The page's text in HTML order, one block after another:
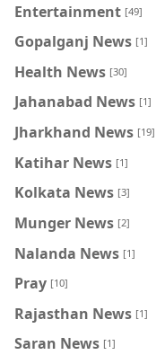
Entertainment [49]
Gopalganj News [1]
Health News [30]
Jahanabad News [1]
Jharkhand News [19]
Katihar News [1]
Kolkata News [3]
Munger News [2]
Nalanda News [1]
Pray [10]
Rajasthan News [1]
Saran News [1]